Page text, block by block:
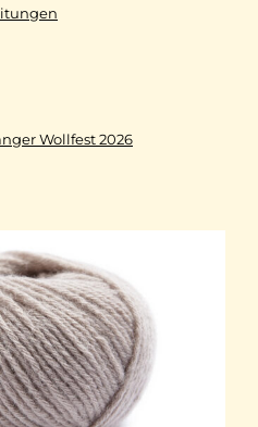
Wollfest 2026